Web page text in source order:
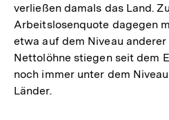
verließen damals das Land.
Arbeitslosenquote dagegen
etwa auf dem Niveau
Nettolöhne stiegen seit dem
noch immer unter dem
Länder.